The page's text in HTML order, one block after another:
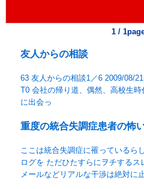
1 /
友人からの相談
63 友人からの相談1／6 2009/08/
T0 会社の帰り道、偶然、高校生
に出会っ
重度の統合失調症患者の怖
ここは統合失調症に罹っているら
ログを ただひたすらにヲチする
メールなどリアルな干渉は絶対に